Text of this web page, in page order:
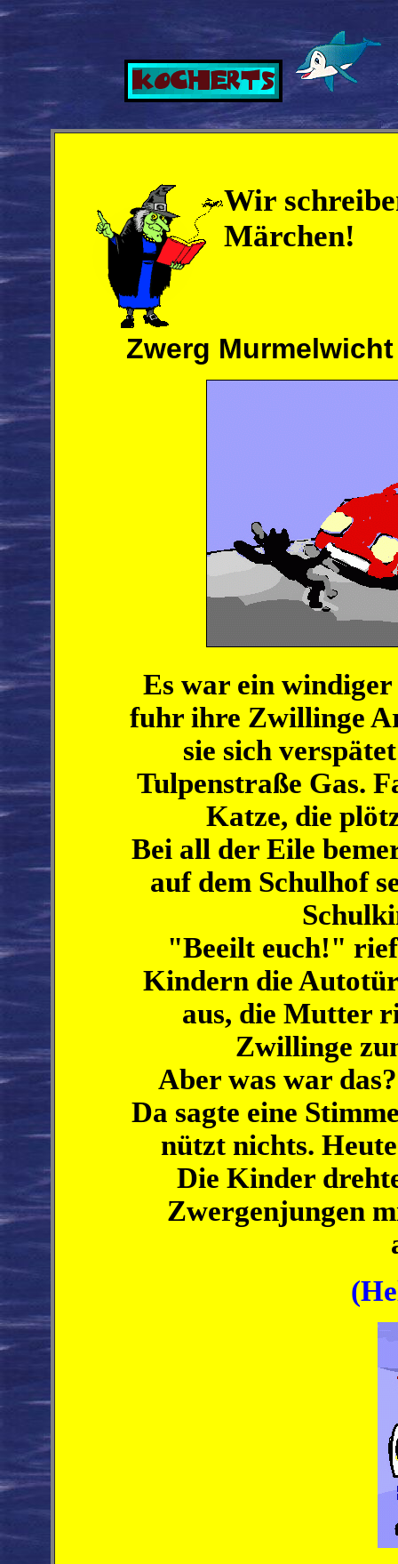
Wir
Märchen!
Zwerg Murmelwicht
Es war ein
fuhr ihre Zwillinge
sie sich
Tulpenstraße Gas.
Katze, die
Bei all der Eile
auf dem Schulhof
"Beeilt euch!"
Kindern die
aus, die Mutter
Zwillinge
Aber was war
Da sagte eine
nützt nichts.
Die Kinder
Zwergenjungen